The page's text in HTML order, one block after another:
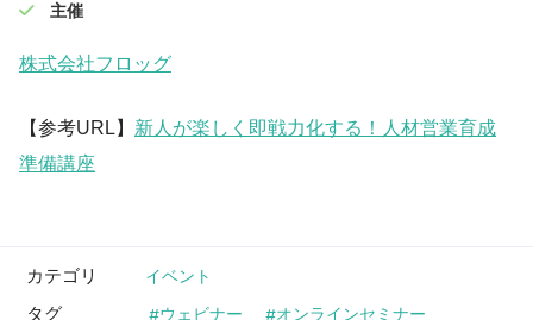
主催
株式会社フロッグ
【参考URL】 新人が楽しく即戦力化する！人材営業育成
準備講座
カテゴリ イベント
タグ ウェビナー オンラインセミナー